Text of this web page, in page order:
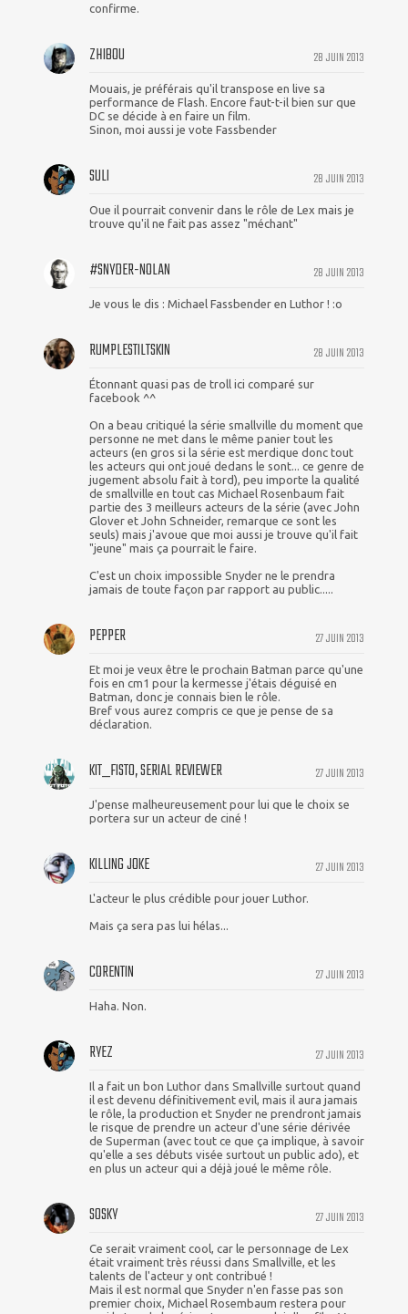
confirme.
28 JUIN 2013
ZHIBOU
Mouais, je préférais qu'il transpose en live sa
performance de Flash. Encore faut-t-il bien sur que
DC se décide à en faire un film.
Sinon, moi aussi je vote Fassbender
28 JUIN 2013
SULI
Oue il pourrait convenir dans le rôle de Lex mais je
trouve qu'il ne fait pas assez "méchant"
28 JUIN 2013
#SNYDER-NOLAN
Je vous le dis : Michael Fassbender en Luthor ! :o
28 JUIN 2013
RUMPLESTILTSKIN
Étonnant quasi pas de troll ici comparé sur
facebook ^^
On a beau critiqué la série smallville du moment que
personne ne met dans le même panier tout les
acteurs (en gros si la série est merdique donc tout
les acteurs qui ont joué dedans le sont... ce genre de
jugement absolu fait à tord), peu importe la qualité
de smallville en tout cas Michael Rosenbaum fait
partie des 3 meilleurs acteurs de la série (avec John
Glover et John Schneider, remarque ce sont les
seuls) mais j'avoue que moi aussi je trouve qu'il fait
"jeune" mais ça pourrait le faire.
C'est un choix impossible Snyder ne le prendra
jamais de toute façon par rapport au public.....
27 JUIN 2013
PEPPER
Et moi je veux être le prochain Batman parce qu'une
fois en cm1 pour la kermesse j'étais déguisé en
Batman, donc je connais bien le rôle.
Bref vous aurez compris ce que je pense de sa
déclaration.
27 JUIN 2013
KIT_FISTO, SERIAL REVIEWER
J'pense malheureusement pour lui que le choix se
portera sur un acteur de ciné !
27 JUIN 2013
KILLING JOKE
L'acteur le plus crédible pour jouer Luthor.
Mais ça sera pas lui hélas...
27 JUIN 2013
CORENTIN
Haha. Non.
27 JUIN 2013
RYEZ
Il a fait un bon Luthor dans Smallville surtout quand
il est devenu définitivement evil, mais il aura jamais
le rôle, la production et Snyder ne prendront jamais
le risque de prendre un acteur d'une série dérivée
de Superman (avec tout ce que ça implique, à savoir
qu'elle a ses débuts visée surtout un public ado), et
en plus un acteur qui a déjà joué le même rôle.
27 JUIN 2013
SOSKY
Ce serait vraiment cool, car le personnage de Lex
était vraiment très réussi dans Smallville, et les
talents de l'acteur y ont contribué !
Mais il est normal que Snyder n'en fasse pas son
premier choix, Michael Rosembaum restera pour